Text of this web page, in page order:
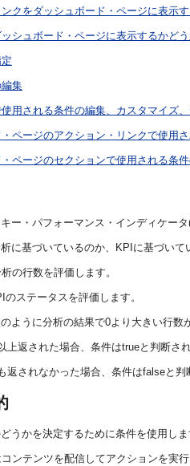
クをダッシュボード・ページに表示
シュボード・ページに表示するかど
集
用される条件の編集、カスタマイズ
ページのアクション・リンクで使用
ページのセクションで使用される条
ー・パフォーマンス・インディケー
に基づいているのか、KPIに基づいて
の行数を評価します。
ステータスを評価します。
ように分析の結果で0より大きい行数
上返された場合、条件はtrueと判断され
返されなかった場合、条件はfalseと判
うかを決定するために条件を使用しま
ンテンツを配信してアクションを実行